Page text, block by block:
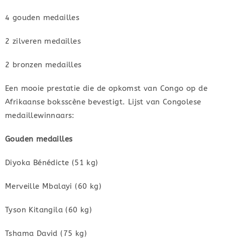
4 gouden medailles
2 zilveren medailles
2 bronzen medailles
Een mooie prestatie die de opkomst van Congo op de
Afrikaanse boksscène bevestigt. Lijst van Congolese
medaillewinnaars:
Gouden medailles
Diyoka Bénédicte (51 kg)
Merveille Mbalayi (60 kg)
Tyson Kitangila (60 kg)
Tshama David (75 kg)